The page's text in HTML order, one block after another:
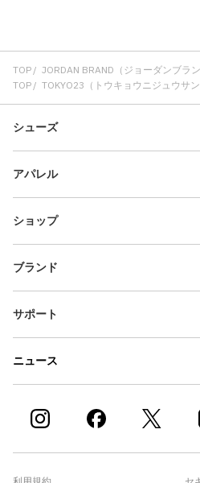
TOP JORDAN BRAND（ジョーダンブラン
TOP
TOKYO23（トウキョウニジュウサン
シューズ
アパレル
ショップ
ブランド
サポート
ニュース